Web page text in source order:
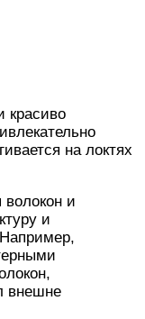
красиво
на локтях
волокон и
и
внешне